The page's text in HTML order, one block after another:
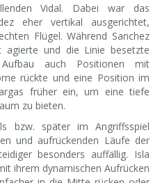
Vidal. Dabei war das
eher vertikal ausgerichtet,
Flügel. Während Sanchez
agierte und die Linie besetzte
auch Positionen mit
rückte und eine Position im
früher ein, um eine tiefe
zu bieten.
bzw. später im Angriffsspiel
und aufrückenden Läufe der
besonders auffällig. Isla
ihrem dynamischen Aufrücken